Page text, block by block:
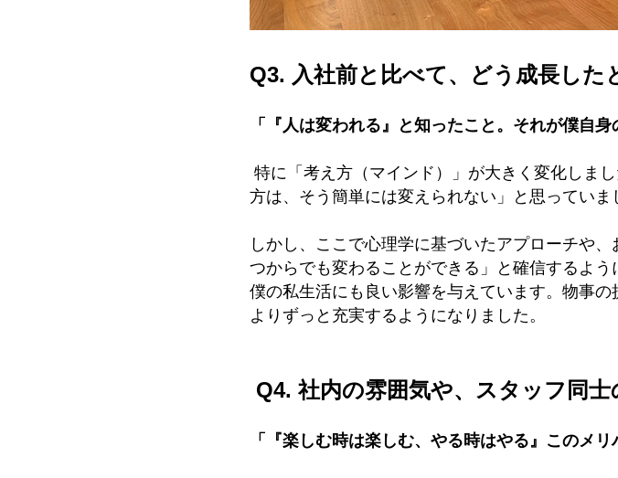
Q3. 入社前と比べて、どう成長した
「『人は変われる』と知ったこと。それが僕自
特に「考え方（マインド）」が大きく変化しま
方は、そう簡単には変えられない」と思っていま
しかし、ここで心理学に基づいたアプローチや
つからでも変わることができる」と確信するよ
僕の私生活にも良い影響を与えています。物事
よりずっと充実するようになりました。
Q4. 社内の雰囲気や、スタッフ同
「『楽しむ時は楽しむ、やる時はやる』このメリ